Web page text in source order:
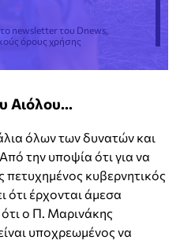
newsletter του Dnews,
όρους χρήσης
Αιόλου...
όλων των δυνατών και
την υποψία ότι για να
πετυχημένος κυβερνητικός
ότι έρχονται άμεσα
ο Π. Μαρινάκης
υποχρεωμένος να